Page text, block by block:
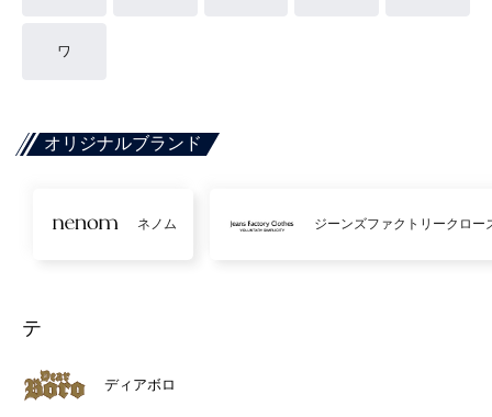
ワ
オリジナルブランド
ネノム ジーンズファクトリークロー
テ
ディアボロ